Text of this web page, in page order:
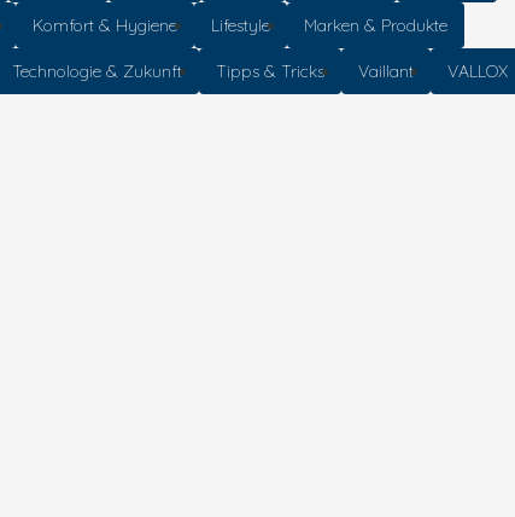
Komfort & Hygiene Lifestyle Marken & Produkte
Technologie & Zukunft Tipps & Tricks Vaillant VALLOX